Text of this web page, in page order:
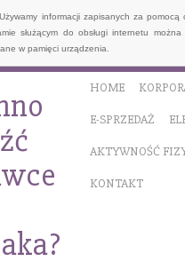
informacji zapisanych za
służącym do obsługi internetu
w pamięci urządzenia.
HOME
E-SPRZEDAŻ
AKTYWNOŚĆ
KONTAKT